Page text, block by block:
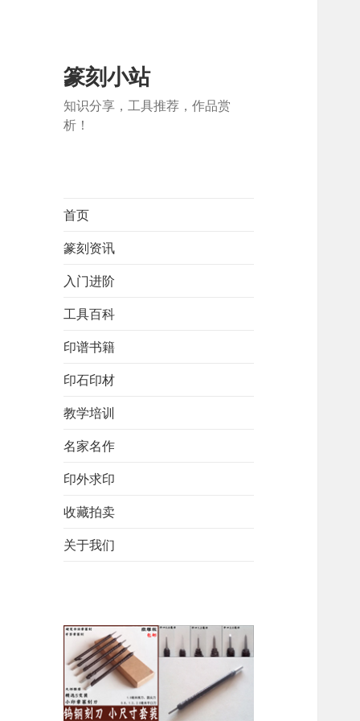
篆刻小站
知识分享，工具推荐，作品赏
析！
首页
篆刻资讯
入门进阶
工具百科
印谱书籍
印石印材
教学培训
名家名作
印外求印
收藏拍卖
关于我们